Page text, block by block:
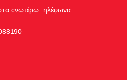
ανωτέρω τηλέφωνα